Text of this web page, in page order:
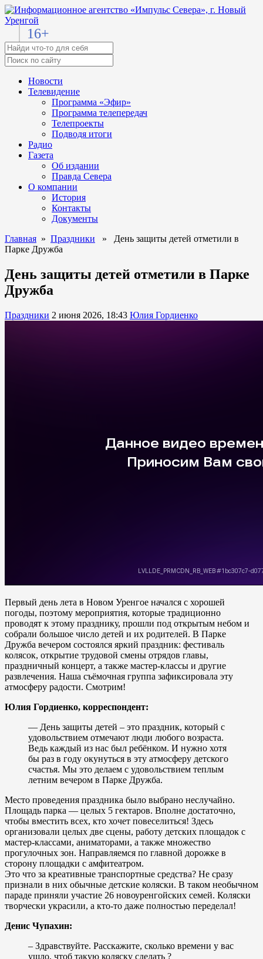
16+
Новости
Телевидение
Программа «Эфир»
Программа телепередач
Телепроекты
Подводя итоги
Радио
Газета
Об издании
Правда Севера
О компании
История
Контакты
Документы
Главная » Праздники » День защиты детей отметили в
Парке Дружба
День защиты детей отметили в Парке
Дружба
Праздники 2 июня 2026, 18:43 Юлия Гордиенко
Первый день лета в Новом Уренгое начался с хорошей
погоды, поэтому мероприятия, которые традиционно
проводят к этому празднику, прошли под открытым небом и
собрали большое число детей и их родителей. В Парке
Дружба вечером состоялся яркий праздник: фестиваль
колясок, открытие трудовой смены отрядов главы,
праздничный концерт, а также мастер-классы и другие
развлечения. Наша съёмочная группа зафиксировала эту
атмосферу радости. Смотрим!
Юлия Гордиенко, корреспондент:
— День защиты детей – это праздник, который с
удовольствием отмечают люди любого возраста.
Ведь каждый из нас был ребёнком. И нужно хотя
бы раз в году окунуться в эту атмосферу детского
счастья. Мы это делаем с удовольствием теплым
летним вечером в Парке Дружба.
Место проведения праздника было выбрано неслучайно.
Площадь парка — целых 5 гектаров. Вполне достаточно,
чтобы вместить всех, кто хочет повеселиться! Здесь
организовали целых две сцены, работу детских площадок с
мастер-классами, аниматорами, а также множество
прогулочных зон. Направляемся по главной дорожке в
сторону площадки с амфитеатром.
Это что за креативные транспортные средства? Не сразу
признали в них обычные детские коляски. В таком необычном
параде приняли участие 26 новоуренгойских семей. Коляски
творчески украсили, а кто-то даже полностью переделал!
Денис Чупахин:
– Здравствуйте. Расскажите, сколько времени у вас
ушло, чтоб такую коляску сделать ?